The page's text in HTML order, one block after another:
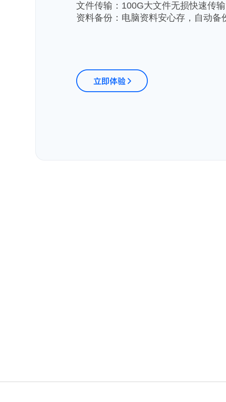
文件传输：100G大文件无损快速传输
资料备份：电脑资料安心存，自动备